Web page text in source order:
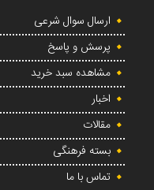
ارسال سوال شرعی
پرسش و پاسخ
مشاهده سبد خرید
اخبار
مقالات
بسته فرهنگی
تماس با ما